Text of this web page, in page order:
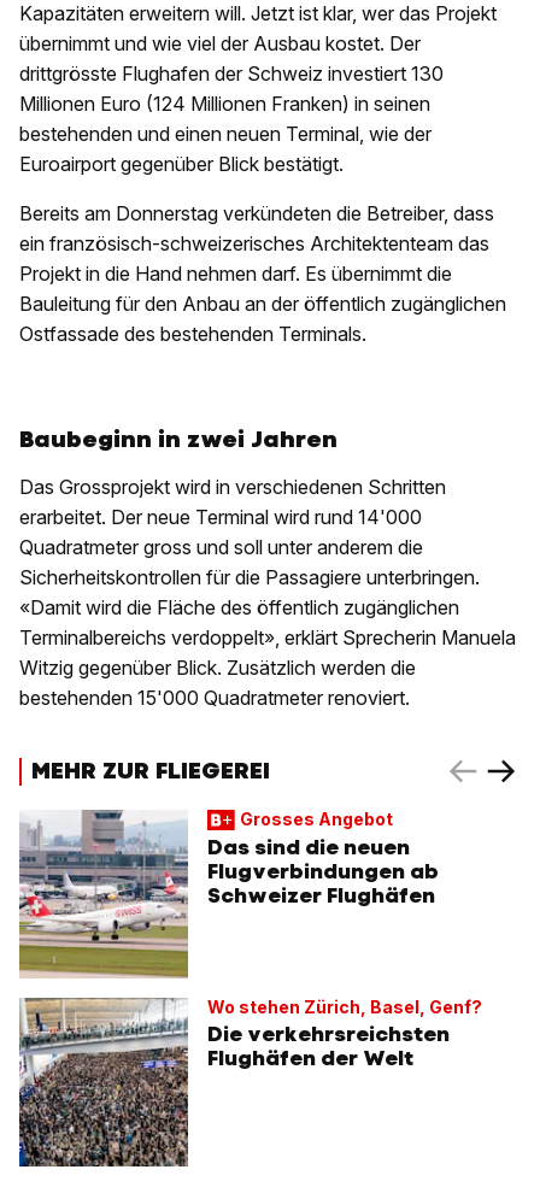
Kapazitäten erweitern will. Jetzt ist klar, wer das Projekt
übernimmt und wie viel der Ausbau kostet. Der
drittgrösste Flughafen der Schweiz investiert 130
Millionen Euro (124 Millionen Franken) in seinen
bestehenden und einen neuen Terminal, wie der
Euroairport gegenüber Blick bestätigt.
Bereits am Donnerstag verkündeten die Betreiber, dass
ein französisch-schweizerisches Architektenteam das
Projekt in die Hand nehmen darf. Es übernimmt die
Bauleitung für den Anbau an der öffentlich zugänglichen
Ostfassade des bestehenden Terminals.
Baubeginn in zwei Jahren
Das Grossprojekt wird in verschiedenen Schritten
erarbeitet. Der neue Terminal wird rund 14'000
Quadratmeter gross und soll unter anderem die
Sicherheitskontrollen für die Passagiere unterbringen.
«Damit wird die Fläche des öffentlich zugänglichen
Terminalbereichs verdoppelt», erklärt Sprecherin Manuela
Witzig gegenüber Blick. Zusätzlich werden die
bestehenden 15'000 Quadratmeter renoviert.
MEHR ZUR FLIEGEREI
Grosses Angebot
Das sind die neuen
Flugverbindungen ab
Schweizer Flughäfen
Wo stehen Zürich, Basel, Genf?
Die verkehrsreichsten
Flughäfen der Welt